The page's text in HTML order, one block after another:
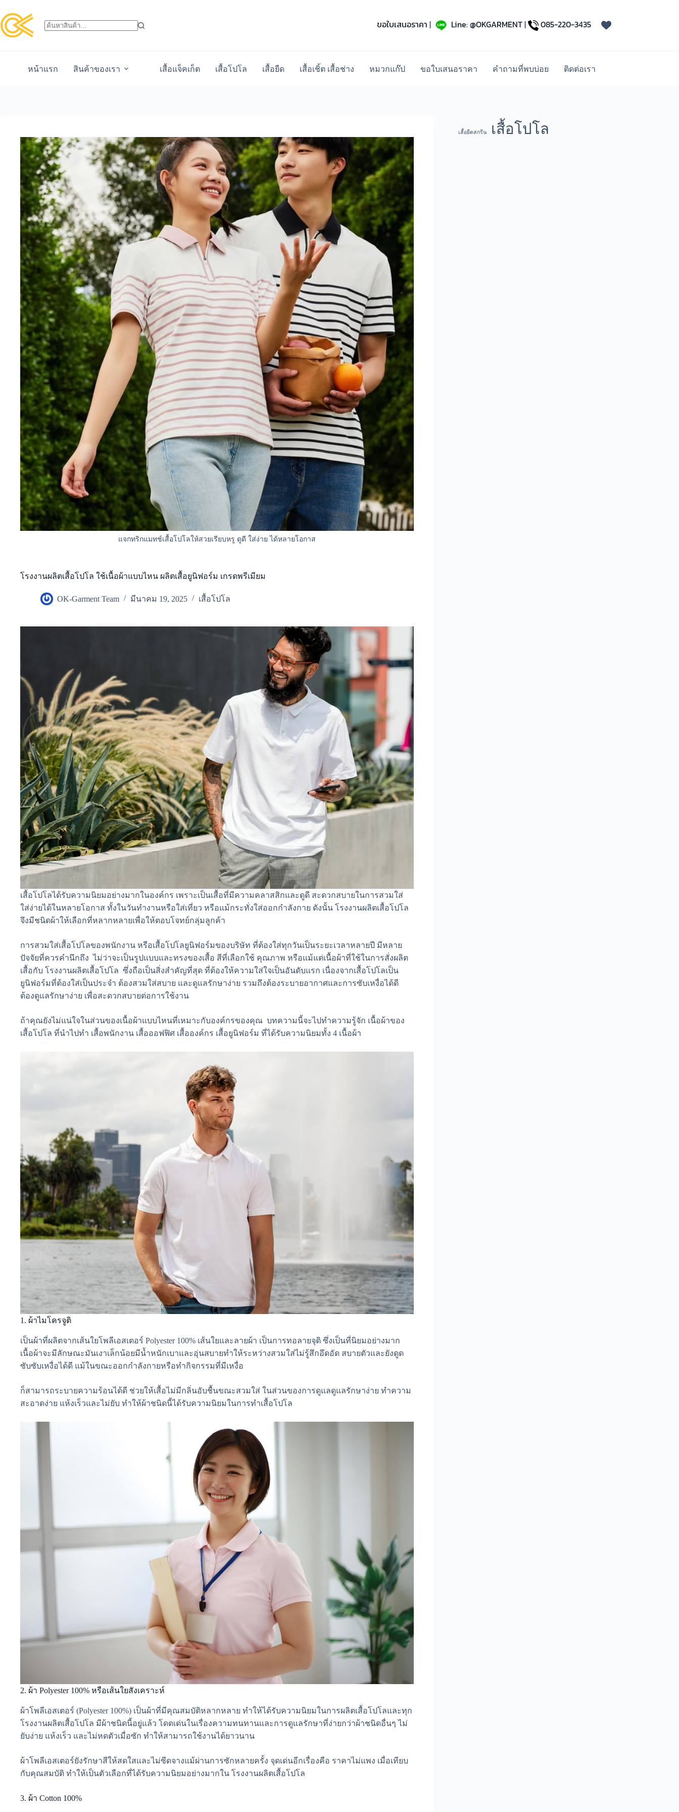
ขอใบเสนอราคา | Line: @OKGARMENT| 085-220-3435
หน้าแรก สินค้าของเรา เสื้อแจ็คเก็ต เสื้อโปโล เสื้อยืด เสื้อเชิ้ต เสื้อช่าง หมวกแก๊ป ขอใบเสนอราคา คำถามที่พบบ่อย ติดต่อเรา
แจกทริกแมทช์เสื้อโปโลให้สวยเรียบหรู ดูดี ใส่ง่าย ได้หลายโอกาส
โรงงานผลิตเสื้อโปโล ใช้เนื้อผ้าแบบไหน ผลิตเสื้อยูนิฟอร์ม เกรดพรีเมียม
OK-Garment Team มีนาคม 19, 2025 เสื้อโปโล
เสื้อโปโลได้รับความนิยมอย่างมากในองค์กร เพราะเป็นเสื้อที่มีความคลาสสิกและดูดี สะดวกสบายในการสวมใส่
ใส่ง่ายได้ในหลายโอกาส ทั้งในวันทำงานหรือใส่เที่ยว หรือแม้กระทั่งใส่ออกกำลังกาย ดังนั้น โรงงานผลิตเสื้อโปโล
จึงมีชนิดผ้าให้เลือกที่หลากหลายเพื่อให้ตอบโจทย์กลุ่มลูกค้า
การสวมใส่เสื้อโปโลของพนักงาน หรือเสื้อโปโลยูนิฟอร์มของบริษัท ที่ต้องใส่ทุกวันเป็นระยะเวลาหลายปี มีหลาย
ปัจจัยที่ควรคำนึกถึง ไม่ว่าจะเป็นรูปแบบและทรงของเสื้อ สีที่เลือกใช้ คุณภาพ หรือแม้แต่เนื้อผ้าที่ใช้ในการสั่งผลิต
เสื้อกับ โรงงานผลิตเสื้อโปโล ซึ่งถือเป็นสิ่งสำคัญที่สุด ที่ต้องให้ความใส่ใจเป็นอันดับแรก เนื่องจากเสื้อโปโลเป็น
ยูนิฟอร์มที่ต้องใส่เป็นประจำ ต้องสวมใส่สบาย และดูแลรักษาง่าย รวมถึงต้องระบายอากาศและการซับเหงื่อได้ดี
ต้องดูแลรักษาง่าย เพื่อสะดวกสบายต่อการใช้งาน
ถ้าคุณยังไม่แน่ใจในส่วนของเนื้อผ้าแบบไหนที่เหมาะกับองค์กรของคุณ บทความนี้จะไปทำความรู้จัก เนื้อผ้าของ
เสื้อโปโล ที่นำไปทำ เสื้อพนักงาน เสื้อออฟฟิศ เสื้อองค์กร เสื้อยูนิฟอร์ม ที่ได้รับความนิยมทั้ง 4 เนื้อผ้า
1. ผ้าไมโครจูติ
เป็นผ้าที่ผลิตจากเส้นใยโพลีเอสเตอร์ Polyester 100% เส้นใยและลายผ้า เป็นการทอลายจุติ ซึ่งเป็นที่นิยมอย่างมาก
เนื้อผ้าจะมีลักษณะมันเงาเล็กน้อยมีน้ำหนักเบาและอุ่นสบายทำให้ระหว่างสวมใส่ไม่รู้สึกอึดอัด สบายตัวและยังดูด
ซับซับเหงื่อได้ดี แม้ในขณะออกกำลังกายหรือทำกิจกรรมที่มีเหงื่อ
ก็สามารถระบายความร้อนได้ดี ช่วยให้เสื้อไม่มีกลิ่นอับชื้นขณะสวมใส่ ในส่วนของการดูแลดูแลรักษาง่าย ทำความ
สะอาดง่าย แห้งเร็วและไม่ยับ ทำให้ผ้าชนิดนี้ได้รับความนิยมในการทำเสื้อโปโล
2. ผ้า Polyester 100% หรือเส้นใยสังเคราะห์
ผ้าโพลีเอสเตอร์ (Polyester 100%) เป็นผ้าที่มีคุณสมบัติหลากหลาย ทำให้ได้รับความนิยมในการผลิตเสื้อโปโลและทุก
โรงงานผลิตเสื้อโปโล มีผ้าชนิดนี้อยู่แล้ว โดดเด่นในเรื่องความทนทานและการดูแลรักษาที่ง่ายกว่าผ้าชนิดอื่นๆ ไม่
ยับง่าย แห้งเร็ว และไม่หดตัวเมื่อซัก ทำให้สามารถใช้งานได้ยาวนาน
ผ้าโพลีเอสเตอร์ยังรักษาสีให้สดใสและไม่ซีดจางแม้ผ่านการซักหลายครั้ง จุดเด่นอีกเรื่องคือ ราคาไม่แพง เมื่อเทียบ
กับคุณสมบัติ ทำให้เป็นตัวเลือกที่ได้รับความนิยมอย่างมากใน โรงงานผลิตเสื้อโปโล
3. ผ้า Cotton 100%
เสื้อยืดสกรีน เสื้อโปโล